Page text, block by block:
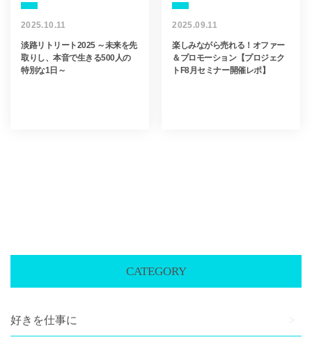
2025.10.11
淡路リトリート2025 ～未来を先
取りし、本音で生きる500人の
特別な1日～
2025.09.11
楽しみながら売れる！オファー
＆プロモーション【プロジェク
トF8月セミナー開催レポ】
CATEGORY
好きを仕事に